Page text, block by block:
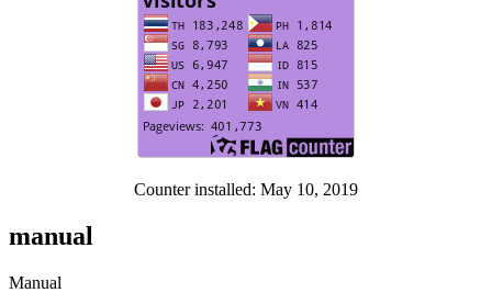
Counter installed: May 10, 2019
manual
Manual